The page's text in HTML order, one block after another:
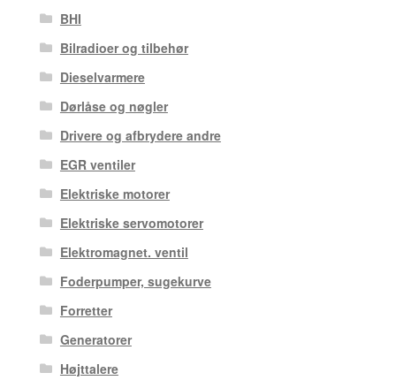
BHI
Bilradioer og tilbehør
Dieselvarmere
Dørlåse og nøgler
Drivere og afbrydere andre
EGR ventiler
Elektriske motorer
Elektriske servomotorer
Elektromagnet. ventil
Foderpumper, sugekurve
Forretter
Generatorer
Højttalere